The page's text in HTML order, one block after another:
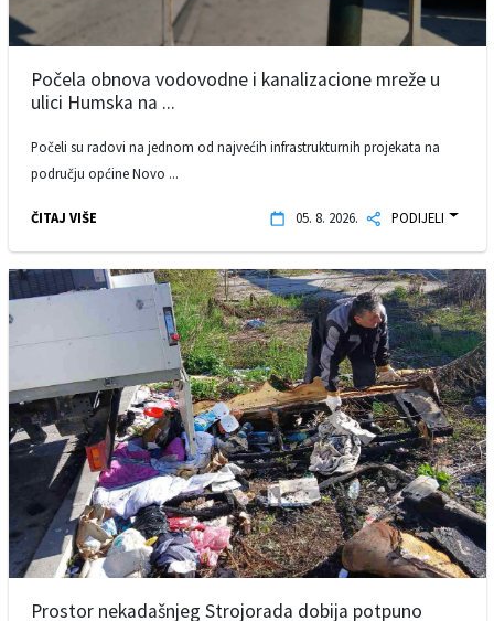
Počela obnova vodovodne i kanalizacione mreže u
ulici Humska na ...
Počeli su radovi na jednom od najvećih infrastrukturnih projekata na
području općine Novo ...
ČITAJ VIŠE 05. 8. 2026. PODIJELI
Prostor nekadašnjeg Strojorada dobija potpuno